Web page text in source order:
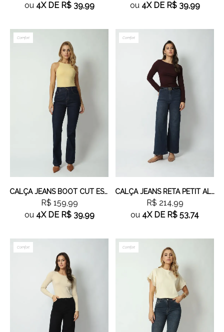
ou 4XDE R$ 39,99
ou 4XDE R$ 39,99
Comfort
CALÇA JEANS BOOT CUT ESCURO
R$ 159,99
ou 4XDE R$ 39,99
Comfort
CALÇA JEANS RETA PETIT ALFAIATARIA
R$ 214,99
ou 4XDE R$ 53,74
Comfort Comfort